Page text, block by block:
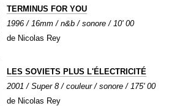
TERMINUS FOR YOU
1996 / 16mm / n&b / sonore / 10' 00
de Nicolas Rey
LES SOVIETS PLUS L'ÉLECTRICITÉ
2001 / Super 8 / couleur / sonore / 175' 00
de Nicolas Rey